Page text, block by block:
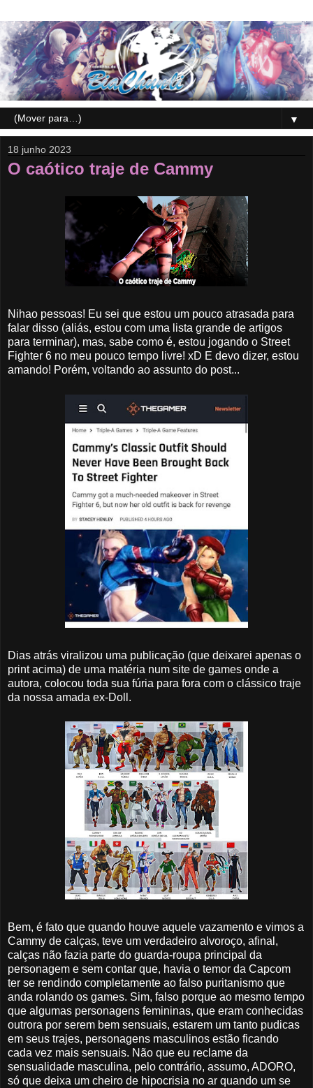
▼
18 junho 2023
O caótico traje de Cammy
Nihao pessoas! Eu sei que estou um pouco atrasada para
falar disso (aliás, estou com uma lista grande de artigos
para terminar), mas, sabe como é, estou jogando o Street
Fighter 6 no meu pouco tempo livre! xD E devo dizer, estou
amando! Porém, voltando ao assunto do post...
Dias atrás viralizou uma publicação (que deixarei apenas o
print acima) de uma matéria num site de games onde a
autora, colocou toda sua fúria para fora com o clássico traje
da nossa amada ex-Doll.
Bem, é fato que quando houve aquele vazamento e vimos a
Cammy de calças, teve um verdadeiro alvoroço, afinal,
calças não fazia parte do guarda-roupa principal da
personagem e sem contar que, havia o temor da Capcom
ter se rendindo completamente ao falso puritanismo que
anda rolando os games. Sim, falso porque ao mesmo tempo
que algumas personagens femininas, que eram conhecidas
outrora por serem bem sensuais, estarem um tanto pudicas
em seus trajes, personagens masculinos estão ficando
cada vez mais sensuais. Não que eu reclame da
sensualidade masculina, pelo contrário, assumo, ADORO,
só que deixa um cheiro de hipocrisia no ar quando um se